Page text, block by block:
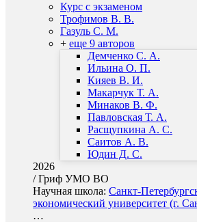
Курс с экзаменом
Трофимов В. В.
Газуль С. М.
+ еще 9 авторов
Демченко С. А.
Ильина О. П.
Кияев В. И.
Макарчук Т. А.
Минаков В. Ф.
Павловская Т. А.
Расщупкина А. С.
Саитов А. В.
Юдин Д. С.
2026
/Гриф УМО ВО
Научная школа: Санкт-
экономический университет (г.
…